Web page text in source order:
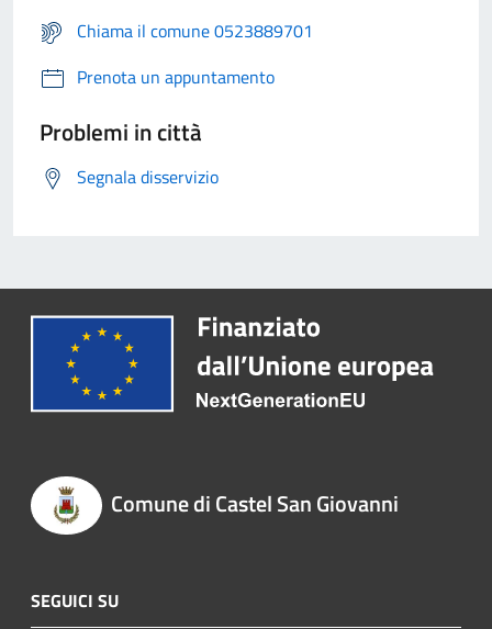
Chiama il comune 0523889701
Prenota un appuntamento
Problemi in città
Segnala disservizio
Comune di Castel San Giovanni
SEGUICI SU